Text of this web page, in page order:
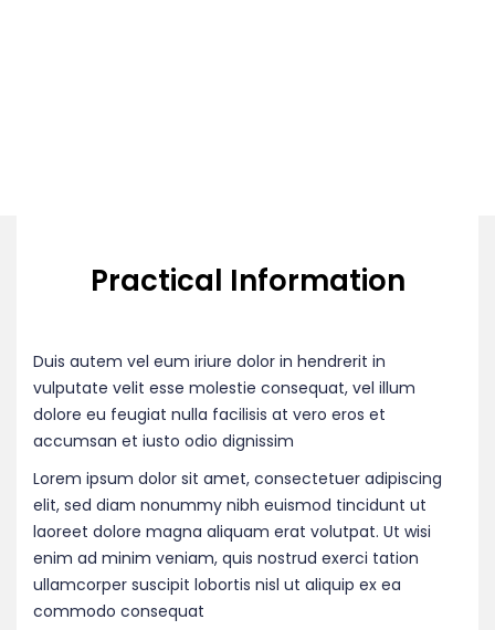
Practical Information
Duis autem vel eum iriure dolor in hendrerit in
vulputate velit esse molestie consequat, vel illum
dolore eu feugiat nulla facilisis at vero eros et
accumsan et iusto odio dignissim
Lorem ipsum dolor sit amet, consectetuer adipiscing
elit, sed diam nonummy nibh euismod tincidunt ut
laoreet dolore magna aliquam erat volutpat. Ut wisi
enim ad minim veniam, quis nostrud exerci tation
ullamcorper suscipit lobortis nisl ut aliquip ex ea
commodo consequat